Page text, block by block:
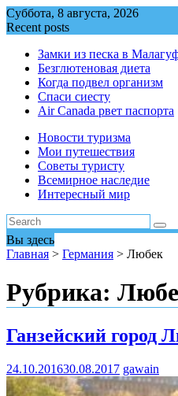
Перейти
к
Суббота, 8 августа, 2026
Recent posts
Замки из песка в
Безглютеновая диета
Когда подвел организм
Спаси сиесту
Air Canada рвет паспорта
Новости туризма
Мои путешествия
Советы туристу
Всемирное наследие
Интересный мир
Вы здесь
Главная > Германия > Любек
Рубрика:
Ганзейский город
24.10.201630.08.2017 gawain